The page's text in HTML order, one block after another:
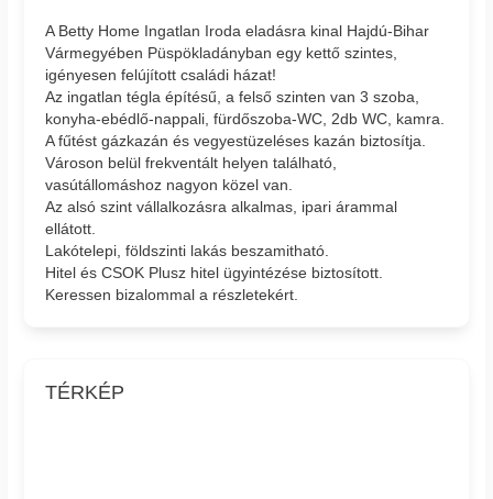
A Betty Home Ingatlan Iroda eladásra kinal Hajdú-Bihar
Vármegyében Püspökladányban egy kettő szintes,
igényesen felújított családi házat!
Az ingatlan tégla építésű, a felső szinten van 3 szoba,
konyha-ebédlő-nappali, fürdőszoba-WC, 2db WC, kamra.
A fűtést gázkazán és vegyestüzeléses kazán biztosítja.
Városon belül frekventált helyen található,
vasútállomáshoz nagyon közel van.
Az alsó szint vállalkozásra alkalmas, ipari árammal
ellátott.
Lakótelepi, földszinti lakás beszamitható.
Hitel és CSOK Plusz hitel ügyintézése biztosított.
Keressen bizalommal a részletekért.
TÉRKÉP